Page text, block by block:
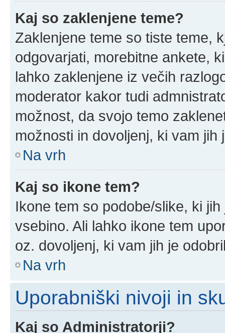
Kaj so zaklenjene teme?
Zaklenjene teme so tiste teme,
odgovarjati, morebitne ankete,
lahko zaklenjene iz večih
moderator kakor tudi
možnost, da svojo temo
možnosti in dovoljenj, ki vam
Na vrh
Kaj so ikone tem?
Ikone tem so podobe/slike, ki
vsebino. Ali lahko ikone tem
oz. dovoljenj, ki vam jih je
Na vrh
Uporabniški nivoji in
Kaj so Administratorji?